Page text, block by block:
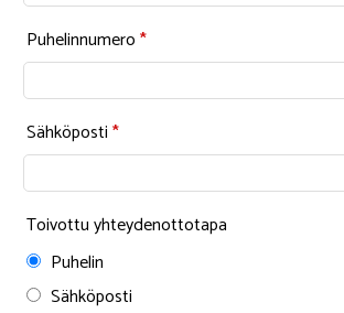
Puhelinnumero*
Sähköposti*
Toivottu yhteydenottotapa
Puhelin
Sähköposti